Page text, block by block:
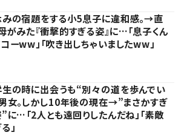
の宿題をする小5息子に違和感。→直
がみた『衝撃的すぎる姿』に…「息子くん
ーww」「吹き出しちゃいましたww」
の時に出会うも“別々の道を歩んでい
女。しかし10年後の現在→”まさかすぎ
に…「2人とも遠回りしたんだね」「素敵
」